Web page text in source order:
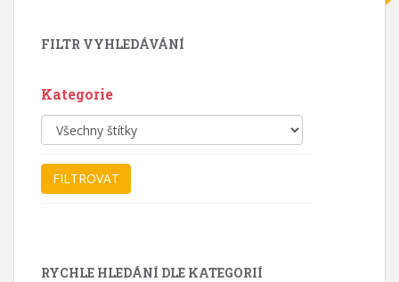
FILTR VYHLEDÁVÁNÍ
Kategorie
RYCHLE HLEDÁNÍ DLE KATEGORIÍ